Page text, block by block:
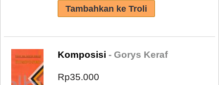
Komposisi - Gorys Keraf
Rp35.000